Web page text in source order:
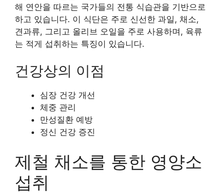
해 연안을 따르는 국가들의 전통 식습관을 기반으로
하고 있습니다. 이 식단은 주로 신선한 과일, 채소,
견과류, 그리고 올리브 오일을 주로 사용하며, 육류
는 적게 섭취하는 특징이 있습니다.
건강상의 이점
심장 건강 개선
체중 관리
만성질환 예방
정신 건강 증진
제철 채소를 통한 영양소
섭취